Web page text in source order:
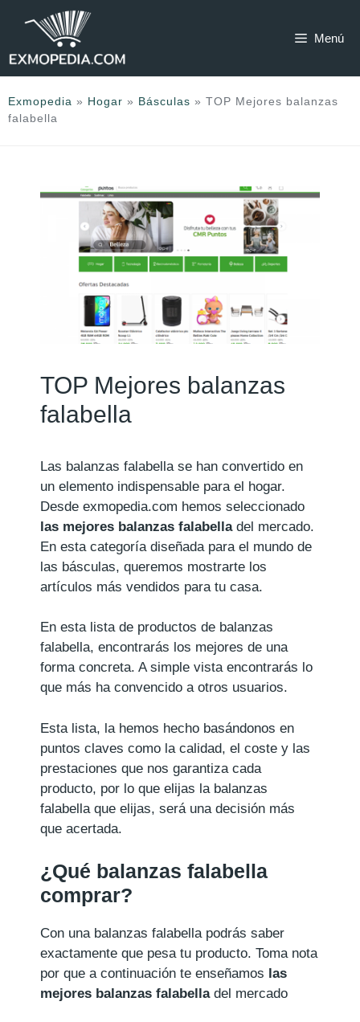
Menú
Exmopedia » Hogar » Básculas » TOP Mejores balanzas
falabella
TOP Mejores balanzas
falabella
Las balanzas falabella se han convertido en
un elemento indispensable para el hogar.
Desde exmopedia.com hemos seleccionado
las mejores balanzas falabelladel mercado.
En esta categoría diseñada para el mundo de
las básculas, queremos mostrarte los
artículos más vendidos para tu casa.
En esta lista de productos de balanzas
falabella, encontrarás los mejores de una
forma concreta. A simple vista encontrarás lo
que más ha convencido a otros usuarios.
Esta lista, la hemos hecho basándonos en
puntos claves como la calidad, el coste y las
prestaciones que nos garantiza cada
producto, por lo que elijas la balanzas
falabella que elijas, será una decisión más
que acertada.
¿Qué balanzas falabella
comprar?
Con una balanzas falabella podrás saber
exactamente que pesa tu producto. Toma nota
por que a continuación te enseñamos las
mejores balanzas falabelladel mercado